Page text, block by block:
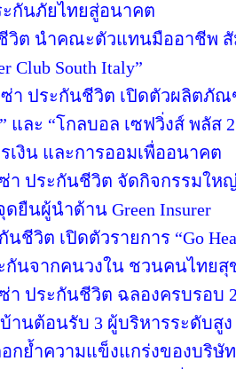
กันภัยไทยสู่อนาคต
วิต นำคณะตัวแทนมืออาชีพ
Club South Italy”
า ประกันชีวิต เปิดตัวผลิตภัณ
และ “โกลบอล เซฟวิ่งส์ พลัส
เงิน และการออมเพื่ออนาคต
า ประกันชีวิต จัดกิจกรรมให
ยืนผู้นำด้าน Green Insurer
นชีวิต เปิดตัวรายการ “Go
กันจากคนวงใน ชวนคนไทยสุ
า ประกันชีวิต ฉลองครบรอบ
านต้อนรับ 3 ผู้บริหารระดับสู
กย้ำความแข็งแกร่งของบริษั